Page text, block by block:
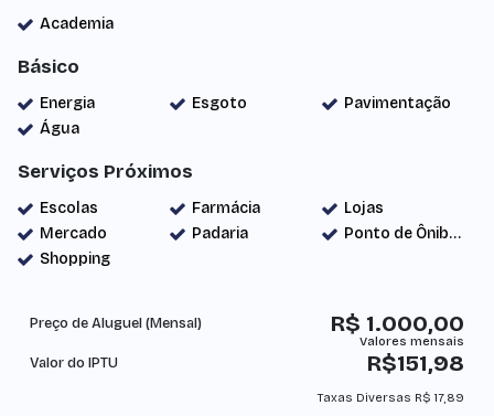
Academia
Básico
Energia Esgoto
Pavimentação
Água
Serviços Próximos
Escolas Farmácia
Lojas
Mercado
Padaria
Ponto de Ônibus
Shopping
R$ 1.000,00
Preço de Aluguel (Mensal)
Valor do IPTU R$151,98
Taxas Diversas R$ 17,89